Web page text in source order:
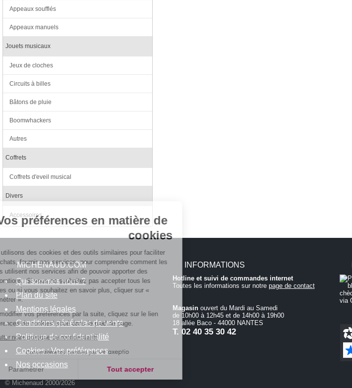
Vos préférences en matière de
cookies
Nous utilisons des cookies et des outils similaires pour faciliter
vos achats, fournir nos services, pour comprendre comment les
clients utilisent nos services afin de pouvoir apporter des
améliorations. Si vous ne souhaitez pas accepter tous les
cookies ou si vous souhaitez en savoir plus, cliquer sur «
Paramétrer ».
Pour modifier vos préférences par la suite, cliquez sur le lien
'Préférences de cookies' situé dans le pied de page.
Consulter notre politique de confidentialité
Consentements certifiés par
Paramétrer Tout accepter
Axeptio consent
Appeaux soufflés
Appeaux manuels
Jouets musicaux
Jeux de cloches
Circuits à billes
Bâtons de pluie
Boomwhackers
Autres
Coffrets
Coffrets d'eveil musical
Divers
Accessoires
MICHENAUD.COM
Qui sommes nous ?
Plan du site
Mentions légales
Conditions générales de vente
Politique de confidentialité
Cookies : Vos préférences
Nos occasions
© Michenaud 2000/2026
INFORMATIONS
Hotline et suivi de commandes internet
Toutes les informations sur notre page de contact
Magasinouvert du Mardi au Samedi
de 10h00 à 12h45 et de 14h00 à 19h00
18 allée Baco - 44000 NANTES
T. 02 40 35 30 42